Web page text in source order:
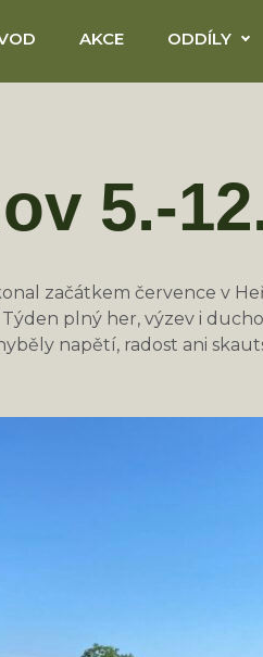
AKCE ODDÍLY
5.-
začátkem července v
plný her, výzev i
napětí, radost ani